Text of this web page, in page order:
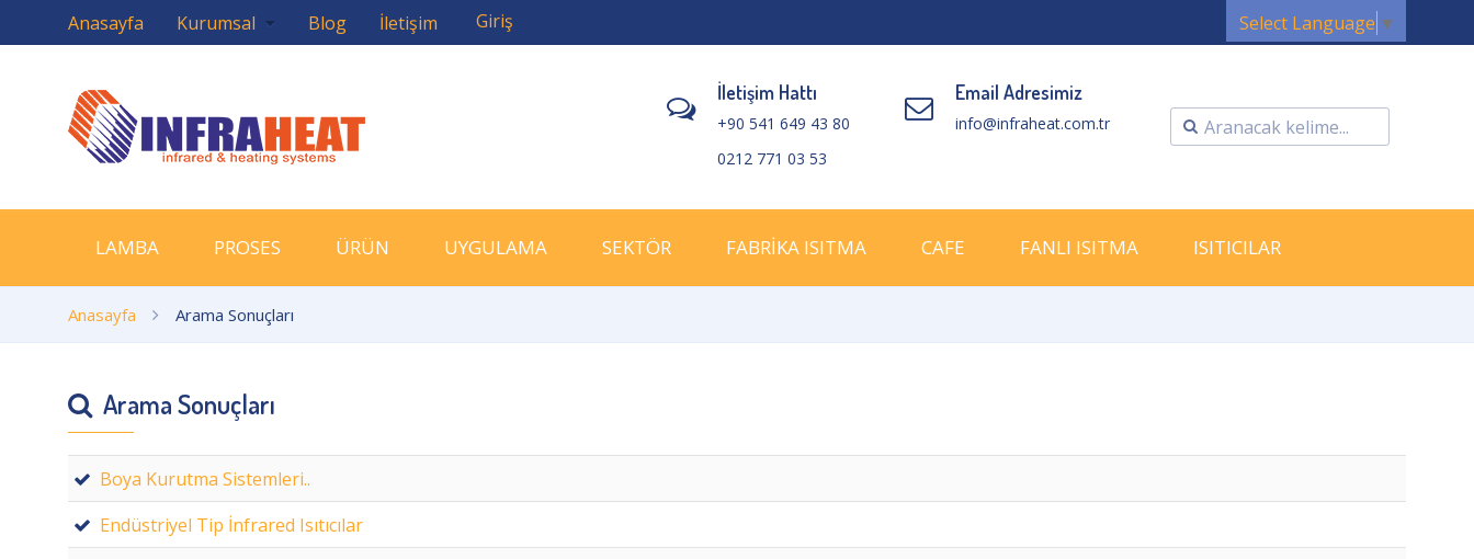
Anasayfa Kurumsal Blog İletişim Giriş Select Language ▼
İletişim Hattı
+90 541 649 43 80
0212 771 03 53
Email Adresimiz
info@infraheat.com.tr
LAMBA PROSES ÜRÜN UYGULAMA SEKTÖR FABRİKA ISITMA CAFE FANLI ISITMA ISITICILAR
Anasayfa Arama Sonuçları
Arama Sonuçları
Boya Kurutma Sistemleri..
Endüstriyel Tip İnfrared Isıtıcılar